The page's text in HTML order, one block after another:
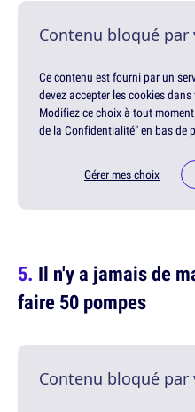
Contenu bloqué
Ce contenu est fourni par un
devez accepter les cookies
Modifiez ce choix à tout
de la Confidentialité" en bas de
Gérer mes choix
Il n'y a jamais de
faire 50 pompes
Contenu bloqué